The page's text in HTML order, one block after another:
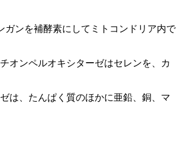
ガンを補酵素にしてミトコンドリア内で
オンペルオキシターゼはセレンを、カ
は、たんぱく質のほかに亜鉛、銅、マ